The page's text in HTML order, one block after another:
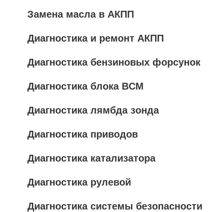
Замена масла в АКПП
Диагностика и ремонт АКПП
Диагностика бензиновых форсунок
Диагностика блока BCM
Диагностика лямбда зонда
Диагностика приводов
Диагностика катализатора
Диагностика рулевой
Диагностика системы безопасности